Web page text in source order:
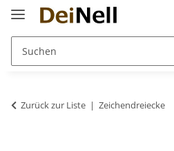
Zurück zur Liste Zeichendreiecke